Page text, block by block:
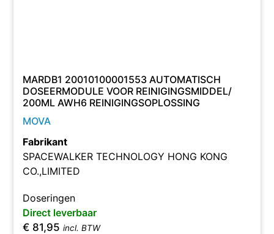
MARDB1 20010100001553 AUTOMATISCH
DOSEERMODULE VOOR REINIGINGSMIDDEL/
200ML AWH6 REINIGINGSOPLOSSING
MOVA
Fabrikant
SPACEWALKER TECHNOLOGY HONG KONG
CO.,LIMITED
Doseringen
Direct leverbaar
€ 81,95 incl. BTW